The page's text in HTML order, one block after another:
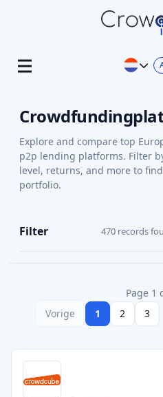
Explore and compare top
p2p lending platforms. Filter
level, returns, and more to
portfolio.
Filter 470 records
Page 1
Vorige
1 2 3